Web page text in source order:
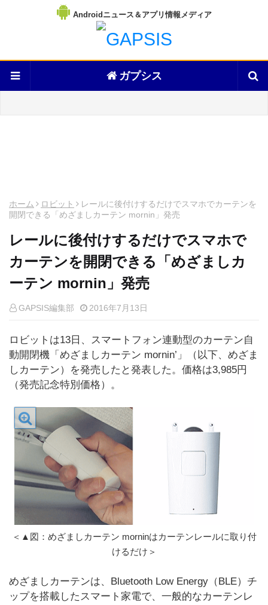
Androidニュース＆アプリ情報メディア
ガプシス
ホーム ロビット
レールに後付けするだけでスマホでカーテンを
開閉できる「めざましカーテン mornin」発売
レールに後付けするだけでスマホで
カーテンを開閉できる「めざましカ
ーテン mornin」発売
GAPSIS編集部 2016年7月13日
ロビットは13日、スマートフォン連動型のカーテン自
動開閉機「めざましカーテン mornin’」（以下、めざま
しカーテン）を発売したと発表した。価格は3,985円
（発売記念特別価格）。
＜▲図：めざましカーテン morninはカーテンレールに取り付
けるだけ＞
めざましカーテンは、Bluetooth Low Energy（BLE）チ
ップを搭載したスマート家電で、一般的なカーテンレ